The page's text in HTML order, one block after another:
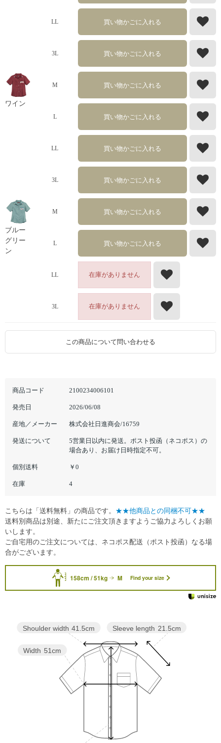
商品コード 2100234006101
発売日 2026/06/08
産地／メーカー 株式会社日進商会/16759
発送について
5営業日以内に発送。ポスト投函（ネコポス）の
場合あり、お届け日時指定不可。
個別送料 ￥0
在庫 4
LL 買い物かごに入れる
3L 買い物かごに入れる
ワイン
M 買い物かごに入れる
L 買い物かごに入れる
LL 買い物かごに入れる
3L 買い物かごに入れる
ブルー
グリー
ン
M 買い物かごに入れる
L 買い物かごに入れる
LL 在庫がありません
3L 在庫がありません
この商品について問い合わせる
158cm / 51kg M Find your size
Sleeve length 21.5cm
Width 51cm
Shoulder width 41.5cm
こちらは「送料無料」の商品です。 ★★他商品との同梱不可★★
送料別商品は別途、新たにご注文頂きますようご協力よろしくお願
いします。
ご自宅用のご注文については、ネコポス配送（ポスト投函）なる場
合がございます。